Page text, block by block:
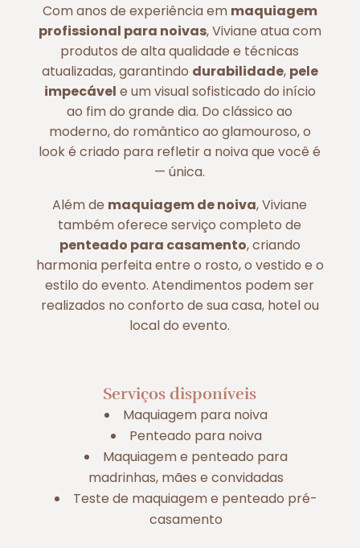
Com anos de experiência em maquiagem
profissional para noivas, Viviane atua com
produtos de alta qualidade e técnicas
atualizadas, garantindo durabilidade, pele
impecável e um visual sofisticado do início
ao fim do grande dia. Do clássico ao
moderno, do romântico ao glamouroso, o
look é criado para refletir a noiva que você é
— única.
Além de maquiagem de noiva, Viviane
também oferece serviço completo de
penteado para casamento, criando
harmonia perfeita entre o rosto, o vestido e o
estilo do evento. Atendimentos podem ser
realizados no conforto de sua casa, hotel ou
local do evento.
Serviços disponíveis
Maquiagem para noiva
Penteado para noiva
Maquiagem e penteado para
madrinhas, mães e convidadas
Teste de maquiagem e penteado pré-
casamento